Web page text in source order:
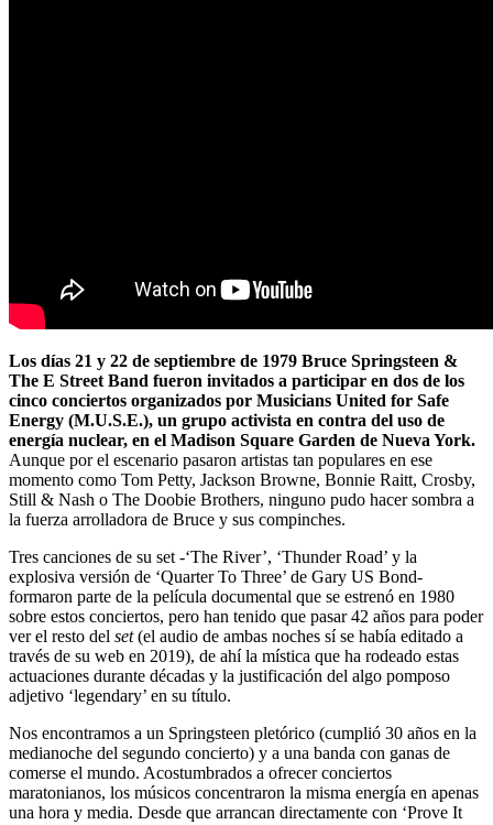
Los días 21 y 22 de septiembre de 1979 Bruce Springsteen &
The E Street Band fueron invitados a participar en dos de los
cinco conciertos organizados por Musicians United for Safe
Energy (M.U.S.E.), un grupo activista en contra del uso de
energía nuclear, en el Madison Square Garden de Nueva York.
Aunque por el escenario pasaron artistas tan populares en ese
momento como Tom Petty, Jackson Browne, Bonnie Raitt, Crosby,
Still & Nash o The Doobie Brothers, ninguno pudo hacer sombra a
la fuerza arrolladora de Bruce y sus compinches.
Tres canciones de su set -‘The River’, ‘Thunder Road’ y la
explosiva versión de ‘Quarter To Three’ de Gary US Bond-
formaron parte de la película documental que se estrenó en 1980
sobre estos conciertos, pero han tenido que pasar 42 años para poder
ver el resto del set(el audio de ambas noches sí se había editado a
través de su web en 2019), de ahí la mística que ha rodeado estas
actuaciones durante décadas y la justificación del algo pomposo
adjetivo ‘legendary’ en su título.
Nos encontramos a un Springsteen pletórico (cumplió 30 años en la
medianoche del segundo concierto) y a una banda con ganas de
comerse el mundo. Acostumbrados a ofrecer conciertos
maratonianos, los músicos concentraron la misma energía en apenas
una hora y media. Desde que arrancan directamente con ‘Prove It